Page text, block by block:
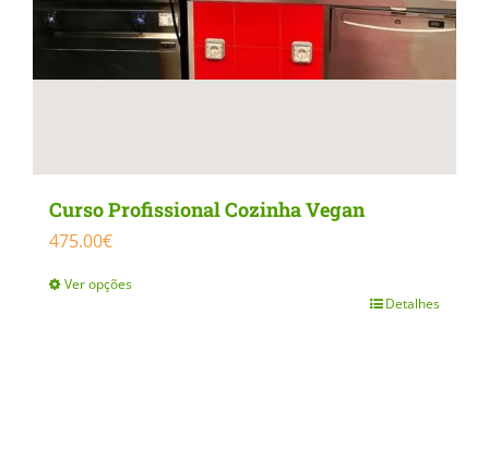
page
Curso Profissional Cozinha Vegan
475.00€
Ver opções
Detalhes